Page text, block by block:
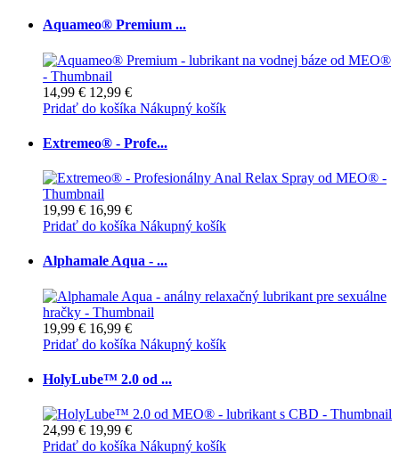
Aquameo® Premium ...
14,99 € 12,99 €
Pridať do košíka Nákupný košík
Extremeo® - Profe...
19,99 € 16,99 €
Pridať do košíka Nákupný košík
Alphamale Aqua - ...
19,99 € 16,99 €
Pridať do košíka Nákupný košík
HolyLube™ 2.0 od ...
24,99 € 19,99 €
Pridať do košíka Nákupný košík